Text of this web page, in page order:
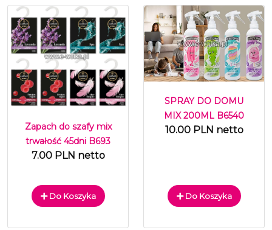
Zapach do szafy mix
trwałość 45dni B693
7.00 PLN netto
Do Koszyka
SPRAY DO DOMU
MIX 200ML B6540
10.00 PLN netto
Do Koszyka